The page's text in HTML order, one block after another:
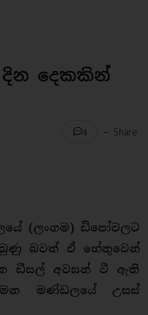
දෙකකින්
4 - Share
(ලංගම) ඩිපෝවලට
බවත් ඒ හේතුවෙන්
ඩීසල් අවසන් වී ඇති
මණ්ඩලයේ උසස්